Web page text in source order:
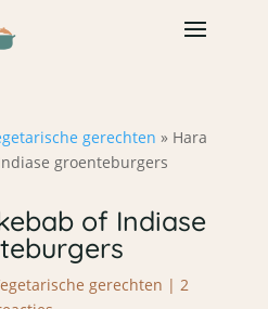
gerechten » Hara
groenteburgers
of Indiase
gerechten |2